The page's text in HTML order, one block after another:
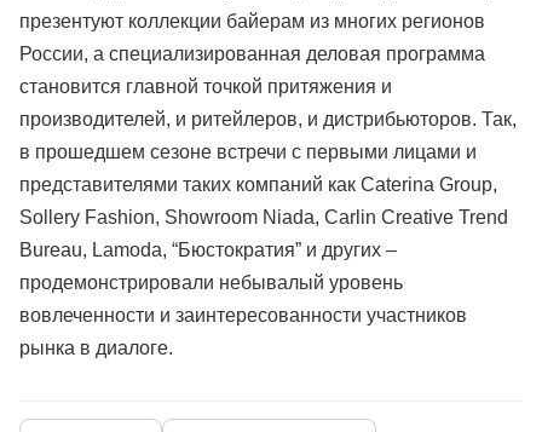
презентуют коллекции байерам из многих регионов
России, а специализированная деловая программа
становится главной точкой притяжения и
производителей, и ритейлеров, и дистрибьюторов. Так,
в прошедшем сезоне встречи с первыми лицами и
представителями таких компаний как Caterina Group,
Sollery Fashion, Showroom Niada, Carlin Creative Trend
Bureau, Lamoda, “Бюстократия” и других –
продемонстрировали небывалый уровень
вовлеченности и заинтересованности участников
рынка в диалоге.